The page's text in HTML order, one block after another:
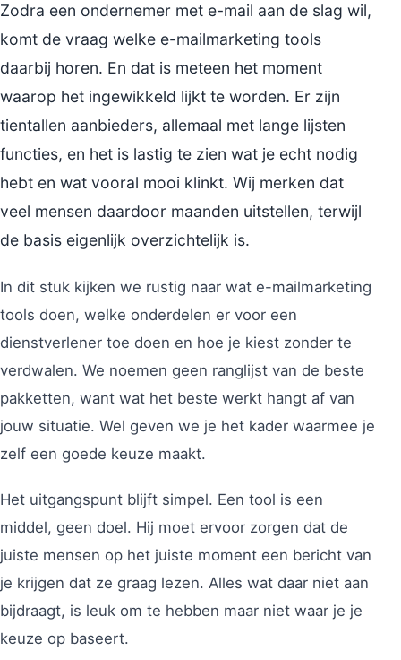
Zodra een ondernemer met e-mail aan de slag wil,
komt de vraag welke e-mailmarketing tools
daarbij horen. En dat is meteen het moment
waarop het ingewikkeld lijkt te worden. Er zijn
tientallen aanbieders, allemaal met lange lijsten
functies, en het is lastig te zien wat je echt nodig
hebt en wat vooral mooi klinkt. Wij merken dat
veel mensen daardoor maanden uitstellen, terwijl
de basis eigenlijk overzichtelijk is.
In dit stuk kijken we rustig naar wat e-mailmarketing
tools doen, welke onderdelen er voor een
dienstverlener toe doen en hoe je kiest zonder te
verdwalen. We noemen geen ranglijst van de beste
pakketten, want wat het beste werkt hangt af van
jouw situatie. Wel geven we je het kader waarmee je
zelf een goede keuze maakt.
Het uitgangspunt blijft simpel. Een tool is een
middel, geen doel. Hij moet ervoor zorgen dat de
juiste mensen op het juiste moment een bericht van
je krijgen dat ze graag lezen. Alles wat daar niet aan
bijdraagt, is leuk om te hebben maar niet waar je je
keuze op baseert.